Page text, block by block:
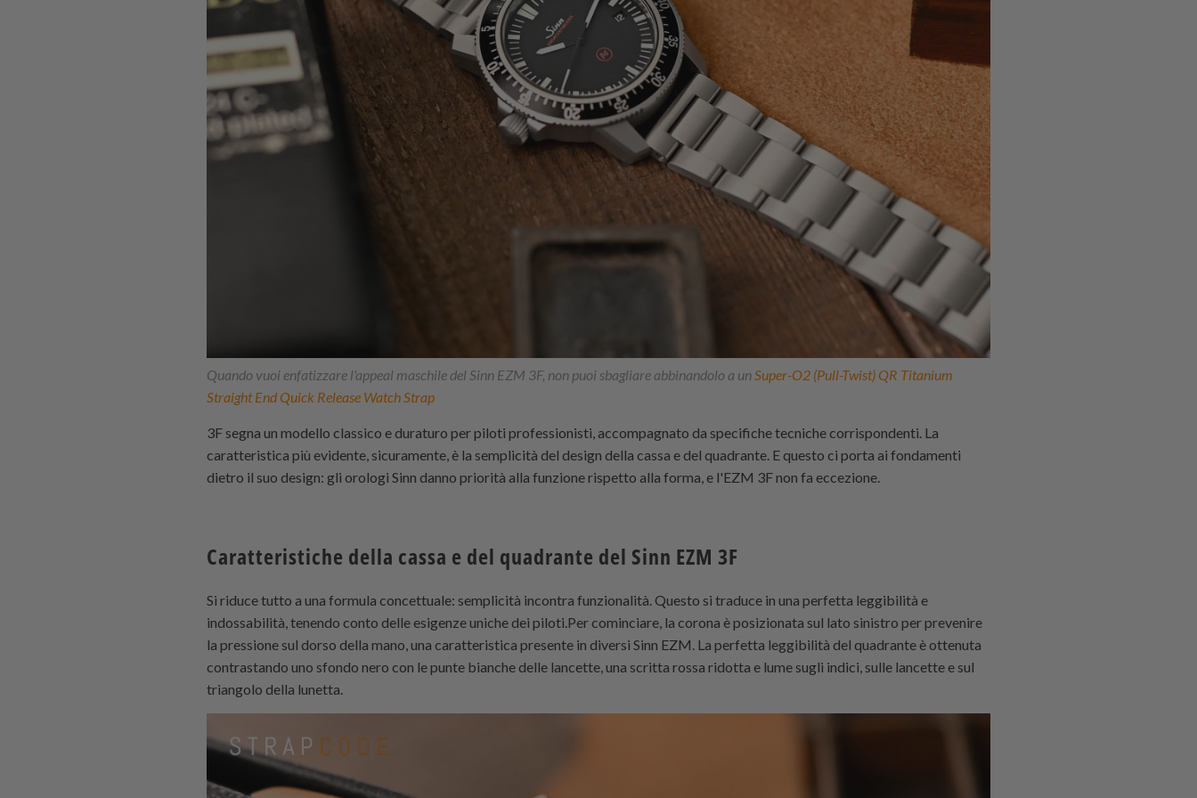
Quando vuoi enfatizzare l'appeal maschile del Sinn EZM 3F, non puoi sbagliare abbinandolo a un Super-O2 (Pull-Twist) QR Titanium
Straight End Quick Release Watch Strap
3F segna un modello classico e duraturo per piloti professionisti, accompagnato da specifiche tecniche corrispondenti. La
caratteristica più evidente, sicuramente, è la semplicità del design della cassa e del quadrante. E questo ci porta ai fondamenti
dietro il suo design: gli orologi Sinn danno priorità alla funzione rispetto alla forma, e l'EZM 3F non fa eccezione.
Caratteristiche della cassa e del quadrante del Sinn EZM 3F
Si riduce tutto a una formula concettuale: semplicità incontra funzionalità. Questo si traduce in una perfetta leggibilità e
indossabilità, tenendo conto delle esigenze uniche dei piloti.Per cominciare, la corona è posizionata sul lato sinistro per prevenire
la pressione sul dorso della mano, una caratteristica presente in diversi Sinn EZM. La perfetta leggibilità del quadrante è ottenuta
contrastando uno sfondo nero con le punte bianche delle lancette, una scritta rossa ridotta e lume sugli indici, sulle lancette e sul
triangolo della lunetta.